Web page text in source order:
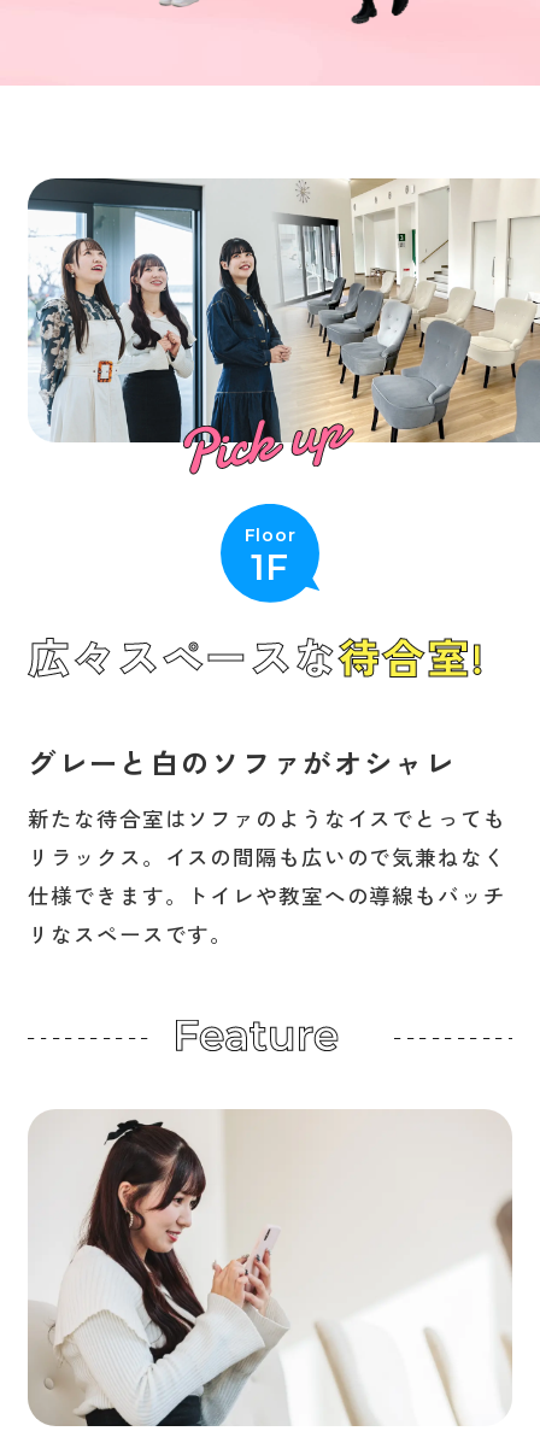
Floor
1F
広々スペースな待合室!
グレーと白のソファがオシャレ
新たな待合室はソファのようなイスでとっても
リラックス。 イスの間隔も広いので気兼ねなく
仕様できます。
トイレや教室への導線もバッチ
リなスペースです。